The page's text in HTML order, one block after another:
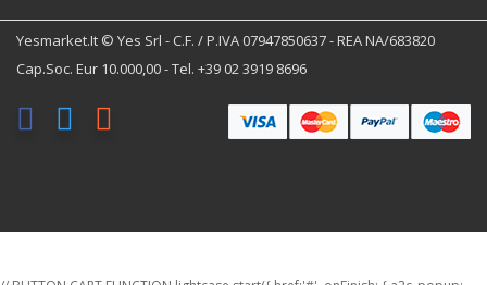
Yesmarket.it © Yes Srl - C.F. / P.IVA 07947850637 - REA NA/683820
Cap.Soc. Eur 10.000,00 - Tel. +39 02 3919 8696